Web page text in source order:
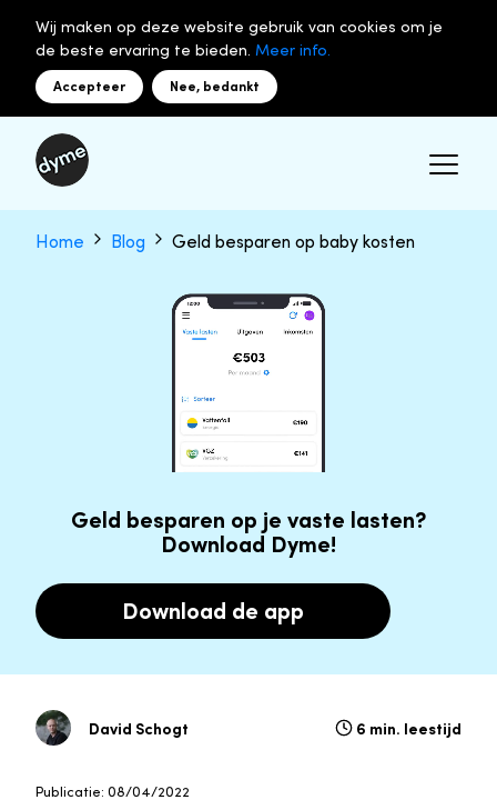
Wij maken op deze website gebruik van cookies om je
de beste ervaring te bieden. Meer info.
Accepteer Nee, bedankt
Home Blog Geld besparen op baby kosten
Geld besparen op je vaste lasten?
Download Dyme!
Download de app
David Schogt 6 min. leestijd
Publicatie: 08/04/2022